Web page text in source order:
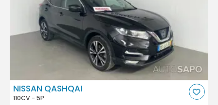
NISSAN QASHQAI
110CV - 5P